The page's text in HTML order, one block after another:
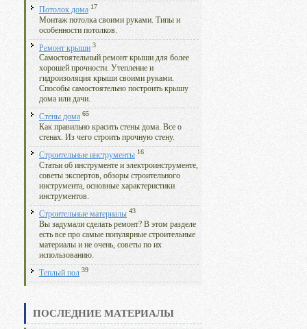
Потолок дома 17
Монтаж потолка своими руками. Типы и
особенности потолков.
Ремонт крыши 3
Самостоятельный ремонт крыши для более
хорошей прочности. Утепление и
гидроизоляция крыши своими руками.
Способы самостоятельно построить крышу
дома или дачи.
Стены дома 65
Как правильно красить стены дома. Все о
стенах. Из чего строить прочную стену.
Строительные инструменты 16
Статьи об инструменте и электроинструменте,
советы экспертов, обзоры строительного
инструмента, основные характеристики
инструментов.
Строительные материалы 43
Вы задумали сделать ремонт? В этом разделе
есть все про самые популярные строительные
материалы и не очень, советы по их
использованию.
Теплый пол 39
ПОСЛЕДНИЕ МАТЕРИАЛЫ